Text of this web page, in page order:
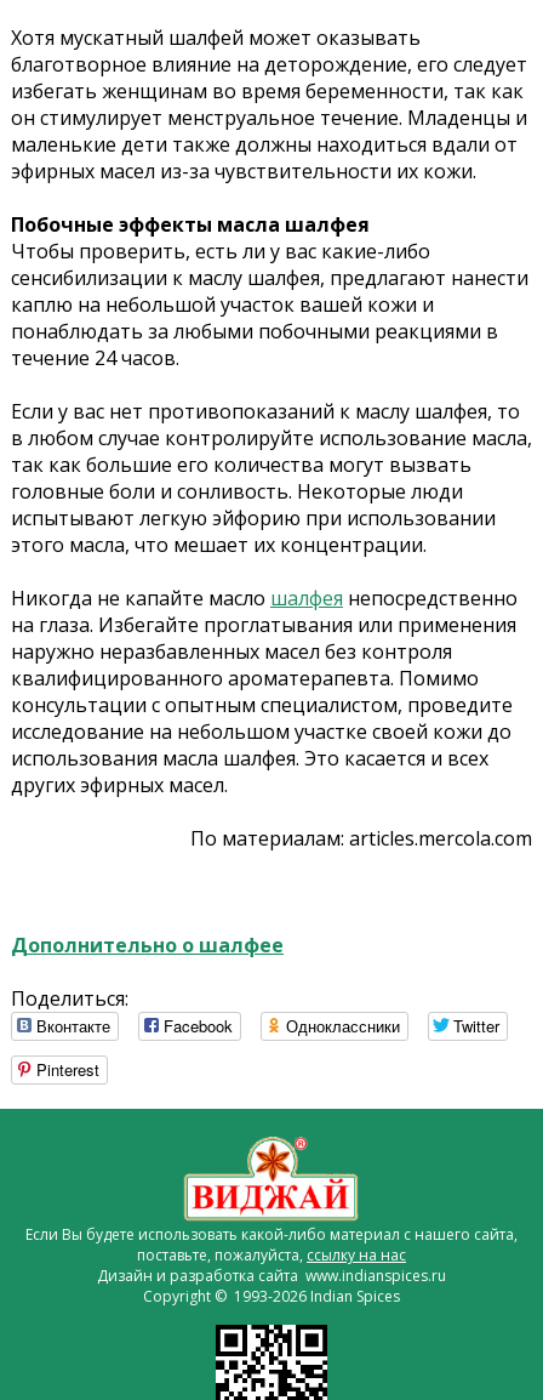
Хотя мускатный шалфей может оказывать
благотворное влияние на деторождение, его следует
избегать женщинам во время беременности, так как
он стимулирует менструальное течение. Младенцы и
маленькие дети также должны находиться вдали от
эфирных масел из-за чувствительности их кожи.
Побочные эффекты масла шалфея
Чтобы проверить, есть ли у вас какие-либо
сенсибилизации к маслу шалфея, предлагают нанести
каплю на небольшой участок вашей кожи и
понаблюдать за любыми побочными реакциями в
течение 24 часов.
Если у вас нет противопоказаний к маслу шалфея, то
в любом случае контролируйте использование масла,
так как большие его количества могут вызвать
головные боли и сонливость. Некоторые люди
испытывают легкую эйфорию при использовании
этого масла, что мешает их концентрации.
Никогда не капайте масло шалфея непосредственно
на глаза. Избегайте проглатывания или применения
наружно неразбавленных масел без контроля
квалифицированного ароматерапевта. Помимо
консультации с опытным специалистом, проведите
исследование на небольшом участке своей кожи до
использования масла шалфея. Это касается и всех
других эфирных масел.
По материалам: articles.mercola.com
Дополнительно о шалфее
Поделиться:
Вконтакте Facebook Одноклассники
Twitter
Pinterest
Если Вы будете использовать какой-либо материал с нашего сайта,
поставьте, пожалуйста, ссылку на нас
Дизайн и разработка сайта www.indianspices.ru
Copyright © 1993-2026 Indian Spices